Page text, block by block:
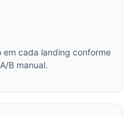
cada landing conforme
B manual.